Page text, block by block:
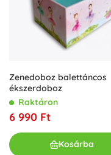
formák és az
kényelmessé és
lányoknak egyaránt. A
bármilyen alkalomra,
Zenedoboz balettáncos
ékszerdoboz
Raktáron
6 990 Ft
Kosárba